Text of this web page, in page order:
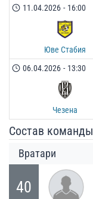
11.04.2026 - 16:00
Юве Стабия
06.04.2026 - 13:30
Чезена
Состав команды
Вратари
40